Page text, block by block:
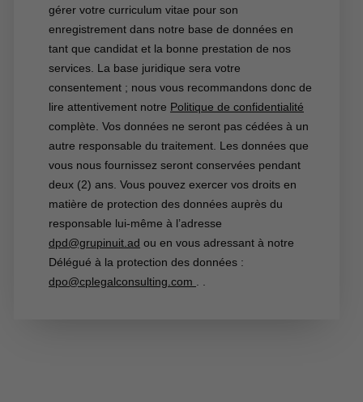
gérer votre curriculum vitae pour son
enregistrement dans notre base de données en
tant que candidat et la bonne prestation de nos
services. La base juridique sera votre
consentement ; nous vous recommandons donc de
lire attentivement notre Politique de confidentialité
complète. Vos données ne seront pas cédées à un
autre responsable du traitement. Les données que
vous nous fournissez seront conservées pendant
deux (2) ans. Vous pouvez exercer vos droits en
matière de protection des données auprès du
responsable lui-même à l’adresse
dpd@grupinuit.ad ou en vous adressant à notre
Délégué à la protection des données :
dpo@cplegalconsulting.com